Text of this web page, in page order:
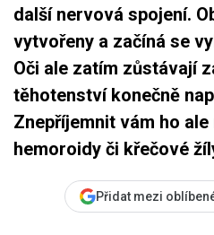
další nervová spojení.
vytvořeny a začíná se
Oči ale zatím zůstávají
těhotenství konečně
Znepříjemnit vám ho
hemoroidy či křečové
Přidat mezi